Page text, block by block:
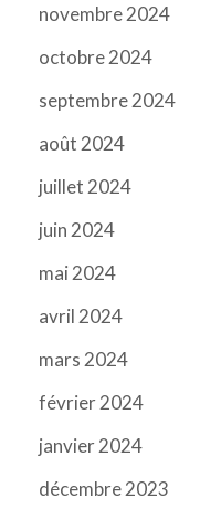
novembre 2024
octobre 2024
septembre 2024
août 2024
juillet 2024
juin 2024
mai 2024
avril 2024
mars 2024
février 2024
janvier 2024
décembre 2023